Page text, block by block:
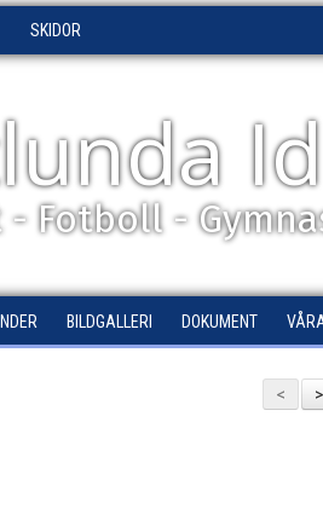
SKIDOR
Fotboll -
BILDGALLERI DOKUMENT
>
<